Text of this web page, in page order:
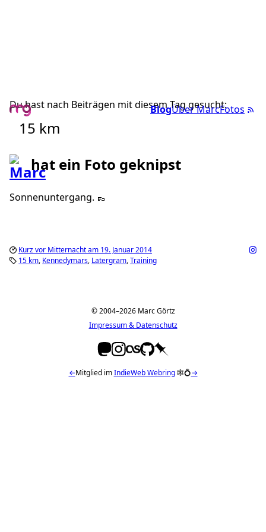
BlogÜber MarcFotos
Du hast nach Beiträgen mit diesem Tag gesucht:
15 km
hat ein Foto geknipst
Sonnenuntergang. 👞
Kurz vor Mitternacht am 19. Januar 2014
15 km Kennedymars Latergram Training
© 2004–2026 Marc Görtz
Impressum & Datenschutz
←Mitglied imIndieWeb Webring🕸💍→